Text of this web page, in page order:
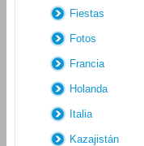
Fiestas
Fotos
Francia
Holanda
Italia
Kazajistán